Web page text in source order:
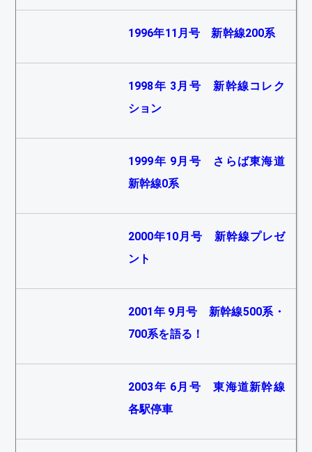
1996年11月号 新幹線200系
1998年 3月号 新幹線コレク
ション
1999年 9月号 さらば東海道
新幹線0系
2000年10月号 新幹線プレゼ
ント
2001年 9月号 新幹線500系・
700系を語る！
2003年 6月号 東海道新幹線
各駅停車